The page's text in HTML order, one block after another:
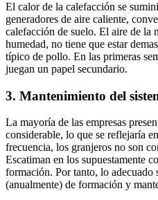
El calor de la calefacción se
generadores de aire caliente,
calefacción de suelo. El aire de la
humedad, no tiene que estar
típico de pollo. En las primeras
juegan un papel secundario.
3. Mantenimiento del
La mayoría de las empresas
considerable, lo que se reflejaría
frecuencia, los granjeros no son
Escatiman en los supuestamente
formación. Por tanto, lo adecuado
(anualmente) de formación y